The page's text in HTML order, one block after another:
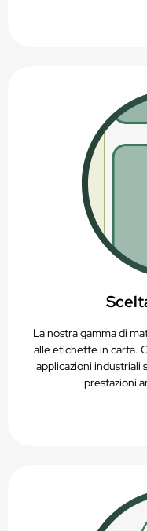
La nostra gamma di
alle etichette in carta.
applicazioni
prestazioni